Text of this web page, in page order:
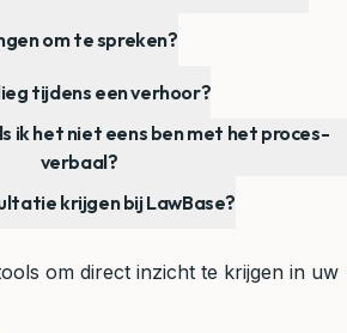
om te spreken?
tijdens een verhoor?
ik het niet eens ben met het proces-
verbaal?
krijgen bij LawBase?
om direct inzicht te krijgen in uw